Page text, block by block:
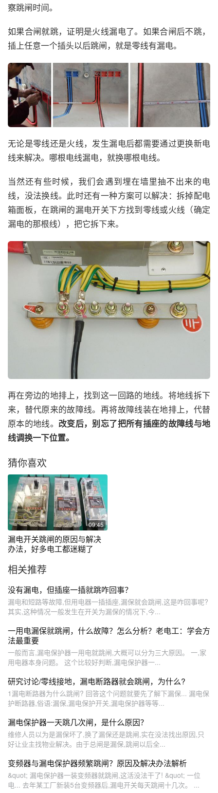
察跳闸时间。
如果合闸就跳，证明是火线漏电了。如果合闸后不跳，
插上任意一个插头以后跳闸，就是零线有漏电。
无论是零线还是火线，发生漏电后都需要通过更换新电
线来解决。哪根电线漏电，就换哪根电线。
当然还有些时候，我们会遇到埋在墙里抽不出来的电
线，没法换线。此时还有一种方案可以解决：拆掉配电
箱面板，在跳闸的漏电开关下方找到零线或火线（确定
漏电的那根线），把它拆下来。
再在旁边的地排上，找到这一回路的地线。将地线拆下
来，替代原来的故障线。再将故障线装在地排上，代替
原本的地线。 改变后，别忘了把所有插座的故障线与地
线调换一下位置。
猜你喜欢
09:45
漏电开关跳闸的原因与解决
办法，好多电工都迷糊了
相关推荐
没有漏电，但插座一插就跳咋回事？
漏电和短路等故障,但用电器一插插座,漏保就会跳闸,这是咋回事呢?
其实,这种情况一般发生在开关为漏保的情况下,今...
一用电漏保就跳闸，什么故障？怎么分析？老电工：学会方
法最重要
一般而言,漏电保护器一用电就跳闸,大概可以分为三大原因。 一,家
用电器本身问题。 这个比较好判断,漏电保护器一...
研究讨论/零线接地，漏电断路器就会跳闸，为什么?
1漏电断路器为什么跳闸? 回答这个问题就要先了解下漏保... 漏电保
护断路器,俗语:漏保,漏电保护开关,漏电保护器等等...
漏电保护器一天跳几次闸，是什么原因？
维修人员以为是漏保坏了,换了漏保还是跳闸,实在没法找出原因,只
好让业主找物业解决。由于总闸是漏保,跳闸以后全...
变频器与漏电保护器频繁跳闸？原因及解决办法解析
&quot; 漏电保护器一装变频器就跳闸,这活没法干了! &quot; 一位
电... 去年某工厂新装5台变频器后,漏电开关每天跳闸十几次。 ...